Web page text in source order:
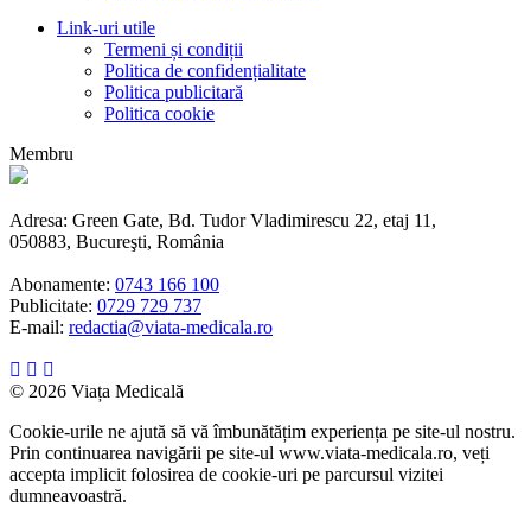
Link-uri utile
Termeni și condiții
Politica de confidențialitate
Politica publicitară
Politica cookie
Membru
Adresa: Green Gate, Bd. Tudor Vladimirescu 22, etaj 11,
050883, Bucureşti, România
Abonamente: 0743 166 100
Publicitate: 0729 729 737
E-mail: redactia@viata-medicala.ro
© 2026 Viața Medicală
Cookie-urile ne ajută să vă îmbunătățim experiența pe site-ul nostru.
Prin continuarea navigării pe site-ul www.viata-medicala.ro, veți
accepta implicit folosirea de cookie-uri pe parcursul vizitei
dumneavoastră.